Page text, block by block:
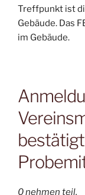
Treffpunkt ist
Gebäude. Das
im Gebäude.
0 nehmen teil.